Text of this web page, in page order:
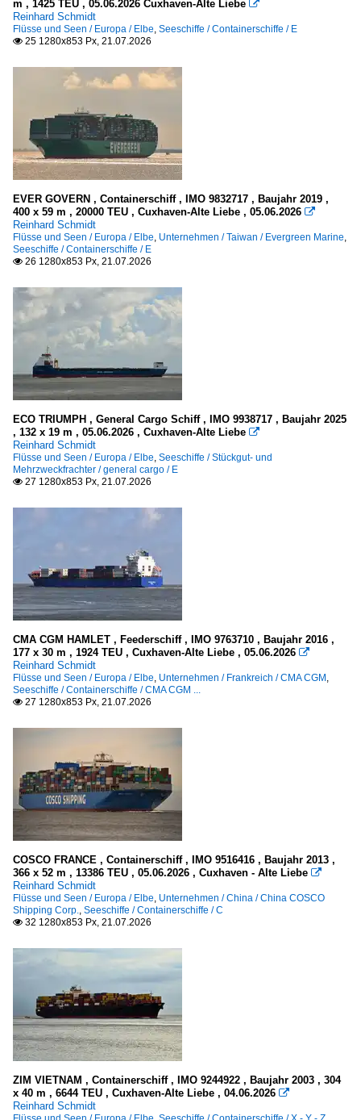
A
B
D
E
F
G
H
J
K
L
S
V
W
Z
KFGS - Kabinen-FGS für Kreuzfahrten
C
E
F
I - J
K
M
R
S
V
Koppelverbände
mit GMS/TMS A - K
mit GMS/TMS L - Z
Schleppverbände
alle
Schubboote und -verbände
.Name unbekannt
A
B
D
E
G
2025
2026
m , 1425 TEU , 05.06.2026 Cuxhaven-Alte Liebe 
Reinhard Schmidt
Flüsse und Seen / Europa / Elbe, Seeschiffe / Containerschiffe / E
 25 1280x853 Px, 21.07.2026
EVER GOVERN , Containerschiff , IMO 9832717 , Baujahr 2019 ,
400 x 59 m , 20000 TEU , Cuxhaven-Alte Liebe , 05.06.2026 
Reinhard Schmidt
Flüsse und Seen / Europa / Elbe, Unternehmen / Taiwan / Evergreen Marine,
Seeschiffe / Containerschiffe / E
 26 1280x853 Px, 21.07.2026
ECO TRIUMPH , General Cargo Schiff , IMO 9938717 , Baujahr 2025
, 132 x 19 m , 05.06.2026 , Cuxhaven-Alte Liebe 
Reinhard Schmidt
Flüsse und Seen / Europa / Elbe, Seeschiffe / Stückgut- und
Mehrzweckfrachter / general cargo / E
 27 1280x853 Px, 21.07.2026
CMA CGM HAMLET , Feederschiff , IMO 9763710 , Baujahr 2016 ,
177 x 30 m , 1924 TEU , Cuxhaven-Alte Liebe , 05.06.2026 
Reinhard Schmidt
Flüsse und Seen / Europa / Elbe, Unternehmen / Frankreich / CMA CGM ,
Seeschiffe / Containerschiffe / CMA CGM ...
 27 1280x853 Px, 21.07.2026
COSCO FRANCE , Containerschiff , IMO 9516416 , Baujahr 2013 ,
366 x 52 m , 13386 TEU , 05.06.2026 , Cuxhaven - Alte Liebe 
Reinhard Schmidt
Flüsse und Seen / Europa / Elbe, Unternehmen / China / China COSCO
Shipping Corp., Seeschiffe / Containerschiffe / C
 32 1280x853 Px, 21.07.2026
ZIM VIETNAM , Containerschiff , IMO 9244922 , Baujahr 2003 , 304
x 40 m , 6644 TEU , Cuxhaven-Alte Liebe , 04.06.2026 
Reinhard Schmidt